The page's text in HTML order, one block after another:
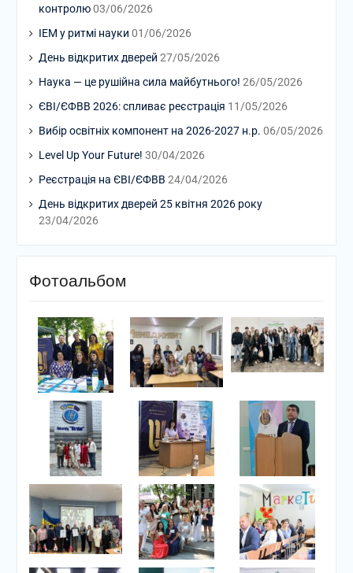
контролю 03/06/2026
ІЕМ у ритмі науки 01/06/2026
День відкритих дверей 27/05/2026
Наука — це рушійна сила майбутнього! 26/05/2026
ЄВІ/ЄФВВ 2026: спливає реєстрація 11/05/2026
Вибір освітніх компонент на 2026-2027 н.р. 06/05/2026
Level Up Your Future! 30/04/2026
Реєстрація на ЄВІ/ЄФВВ 24/04/2026
День відкритих дверей 25 квітня 2026 року
23/04/2026
Фотоальбом